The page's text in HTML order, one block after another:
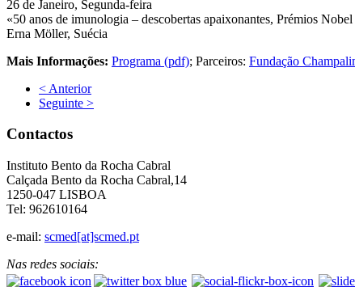
26 de Janeiro, Segunda-feira
«50 anos de imunologia – descobertas apaixonantes, Prémios
Erna Möller, Suécia
Mais Informações: Programa (pdf); Parceiros: Fundação
< Anterior
Seguinte >
Contactos
Instituto Bento da Rocha Cabral
Calçada Bento da Rocha Cabral,14
1250-047 LISBOA
Tel: 962610164
e-mail: scmed[at]scmed.pt
Nas redes sociais: